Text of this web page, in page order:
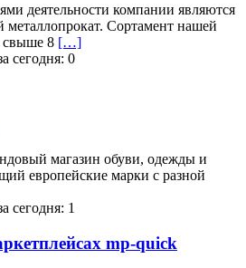
деятельности компании являются
Сортамент нашей
свыше 8 […]
сегодня: 0
магазин обуви, одежды и
европейские марки с разной
сегодня: 1
mp-quick